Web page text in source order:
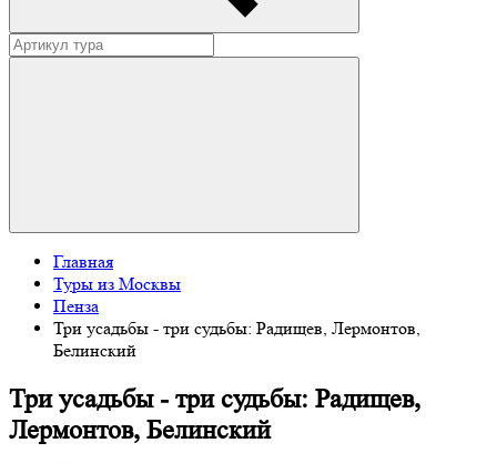
Главная
Туры из Москвы
Пенза
Три усадьбы - три судьбы: Радищев, Лермонтов,
Белинский
Три усадьбы - три судьбы: Радищев,
Лермонтов, Белинский